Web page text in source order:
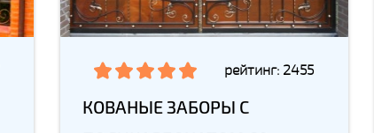
рейтинг: 2455
КОВАНЫЕ ЗАБОРЫ С